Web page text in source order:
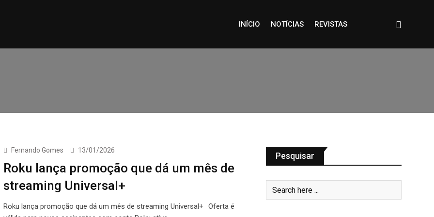
INÍCIO NOTÍCIAS REVISTAS
Fernando Gomes 13/01/2026
Roku lança promoção que dá um mês de
streaming Universal+
Roku lança promoção que dá um mês de streaming Universal+ Oferta é
Pesquisar